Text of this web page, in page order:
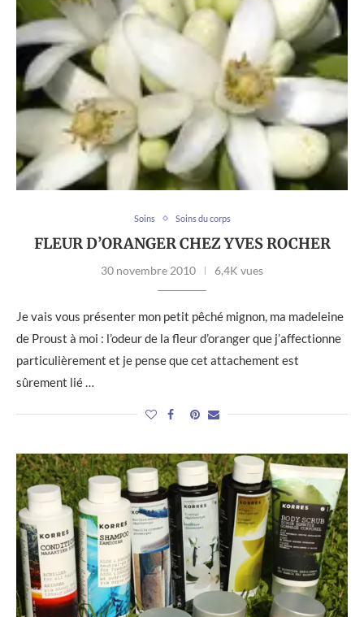
Soins Soins du corps
FLEUR D’ORANGER CHEZ YVES ROCHER
30 novembre 2010 6,4K vues
Je vais vous présenter mon petit pêché mignon, ma madeleine
de Proust à moi : l’odeur de la fleur d’oranger que j’affectionne
particulièrement et je pense que cet attachement est
sûrement lié …